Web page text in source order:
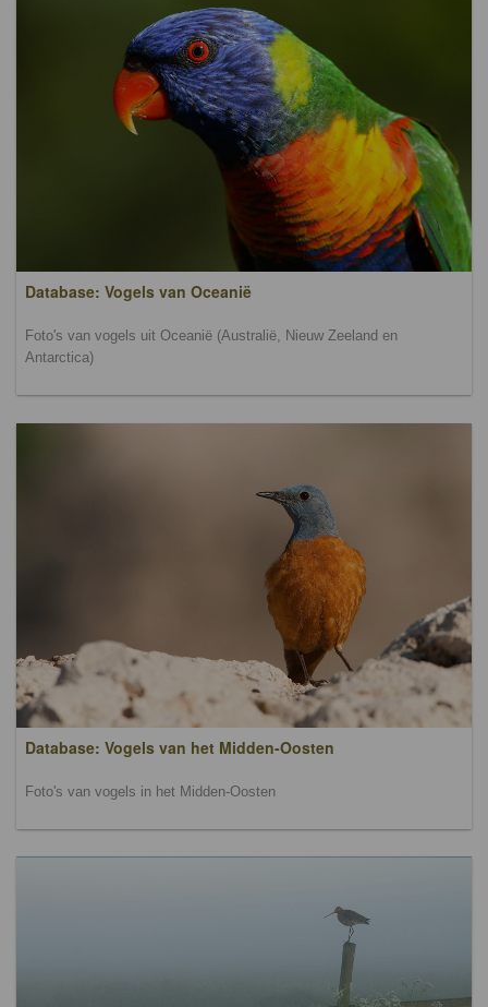
Database: Vogels van Oceanië
Foto's van vogels uit Oceanië (Australië, Nieuw Zeeland en
Antarctica)
Database: Vogels van het Midden-Oosten
Foto's van vogels in het Midden-Oosten